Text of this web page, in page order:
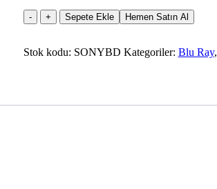
Beyaz
Saray
Blu
Sepete Ekle Hemen Satın Al
Stok kodu: SONYBD Kategoriler: Blu Ray,